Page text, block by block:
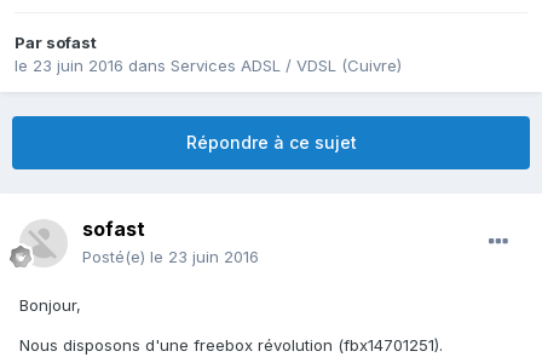
Par sofast
le 23 juin 2016 dans Services ADSL / VDSL (Cuivre)
Répondre à ce sujet
sofast
Posté(e) le 23 juin 2016
Bonjour,
Nous disposons d'une freebox révolution (fbx14701251).